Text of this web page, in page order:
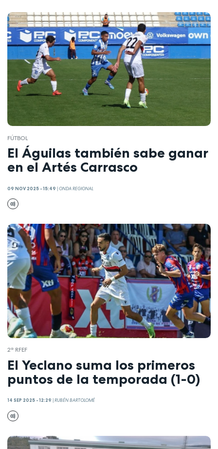
FÚTBOL
El Águilas también sabe ganar
en el Artés Carrasco
09 NOV 2025 - 15:49 |ONDA REGIONAL
2ª RFEF
El Yeclano suma los primeros
puntos de la temporada (1-0)
14 SEP 2025 - 12:29 RUBÉN BARTOLOMÉ